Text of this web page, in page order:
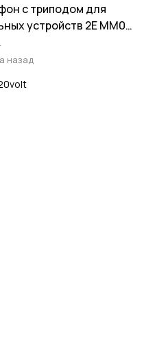
с триподом для
устройств 2E MM011
3.5mm
назад